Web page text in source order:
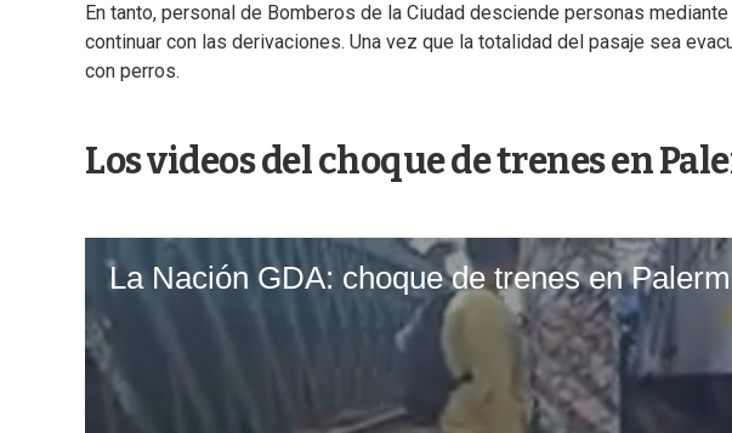
En tanto, personal de Bomberos de la Ciudad desciende personas
continuar con las derivaciones. Una vez que la totalidad del pasaje sea
con perros.
Los videos del choque de trenes en